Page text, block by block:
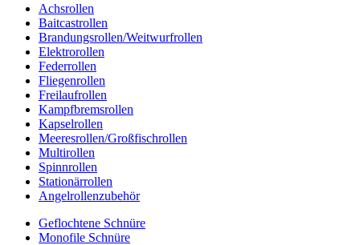
Achsrollen
Baitcastrollen
Brandungsrollen/Weitwurfrollen
Elektrorollen
Federrollen
Fliegenrollen
Freilaufrollen
Kampfbremsrollen
Kapselrollen
Meeresrollen/Großfischrollen
Multirollen
Spinnrollen
Stationärrollen
Angelrollenzubehör
Geflochtene Schnüre
Monofile Schnüre